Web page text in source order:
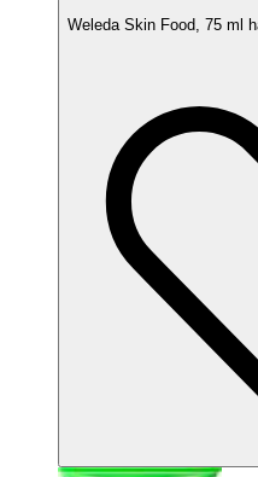
Weleda Skin Food, 75 ml